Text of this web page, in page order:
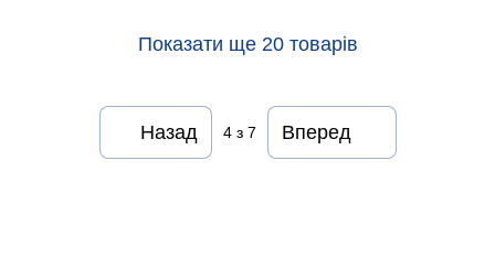
Показати ще 20 товарів
Назад 4з 7 Вперед